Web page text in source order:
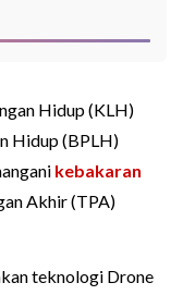
Hidup (KLH)
Hidup (BPLH)
kebakaran
Akhir (TPA)
teknologi Drone